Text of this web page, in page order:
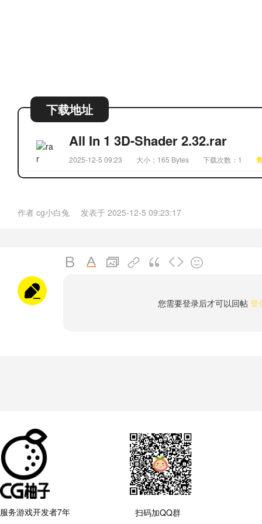
下载地址
All In 1 3D-Shader 2.32.rar
2025-12-5 09:23 大小：165 Bytes 下载次数：1
作者 cg小白兔 发表于 2025-12-5 09:23:17
您需要登录后才可以回帖 登
服务游戏开发者7年 扫码加QQ群